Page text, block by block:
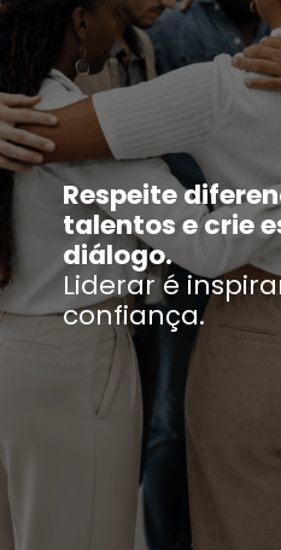
Respeite
talentos e crie
diálogo.
Liderar é
confiança.